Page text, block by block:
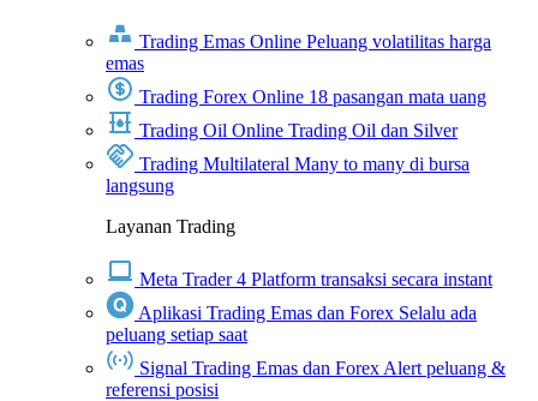
Trading Emas Online Peluang volatilitas harga
emas
Trading Forex Online 18 pasangan mata uang
Trading Oil Online Trading Oil dan Silver
Trading Multilateral Many to many di bursa
langsung
Layanan Trading
Meta Trader 4 Platform transaksi secara instant
Aplikasi Trading Emas dan Forex Selalu ada
peluang setiap saat
Signal Trading Emas dan Forex Alert peluang &
referensi posisi